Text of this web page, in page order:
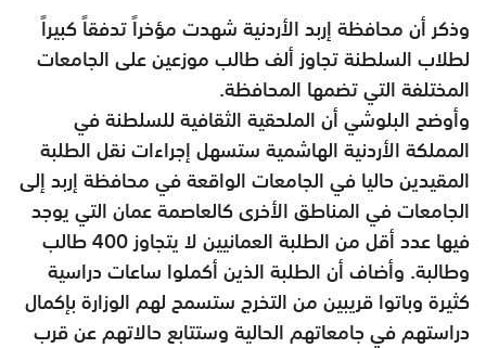
وذكر أن محافظة إربد الأردنية شهدت مؤخراً تدفقاً كبيراً
لطلاب السلطنة تجاوز ألف طالب موزعين على الجامعات
المختلفة التي تضمها المحافظة.
وأوضح البلوشي أن الملحقية الثقافية للسلطنة في
المملكة الأردنية الهاشمية ستسهل إجراءات نقل الطلبة
المقيدين حاليا في الجامعات الواقعة في محافظة إربد إلى
الجامعات في المناطق الأخرى كالعاصمة عمان التي يوجد
فيها عدد أقل من الطلبة العمانيين لا يتجاوز 400 طالب
وطالبة. وأضاف أن الطلبة الذين أكملوا ساعات دراسية
كثيرة وباتوا قريبين من التخرج ستسمح لهم الوزارة بإكمال
دراستهم في جامعاتهم الحالية وستتابع حالاتهم عن قرب